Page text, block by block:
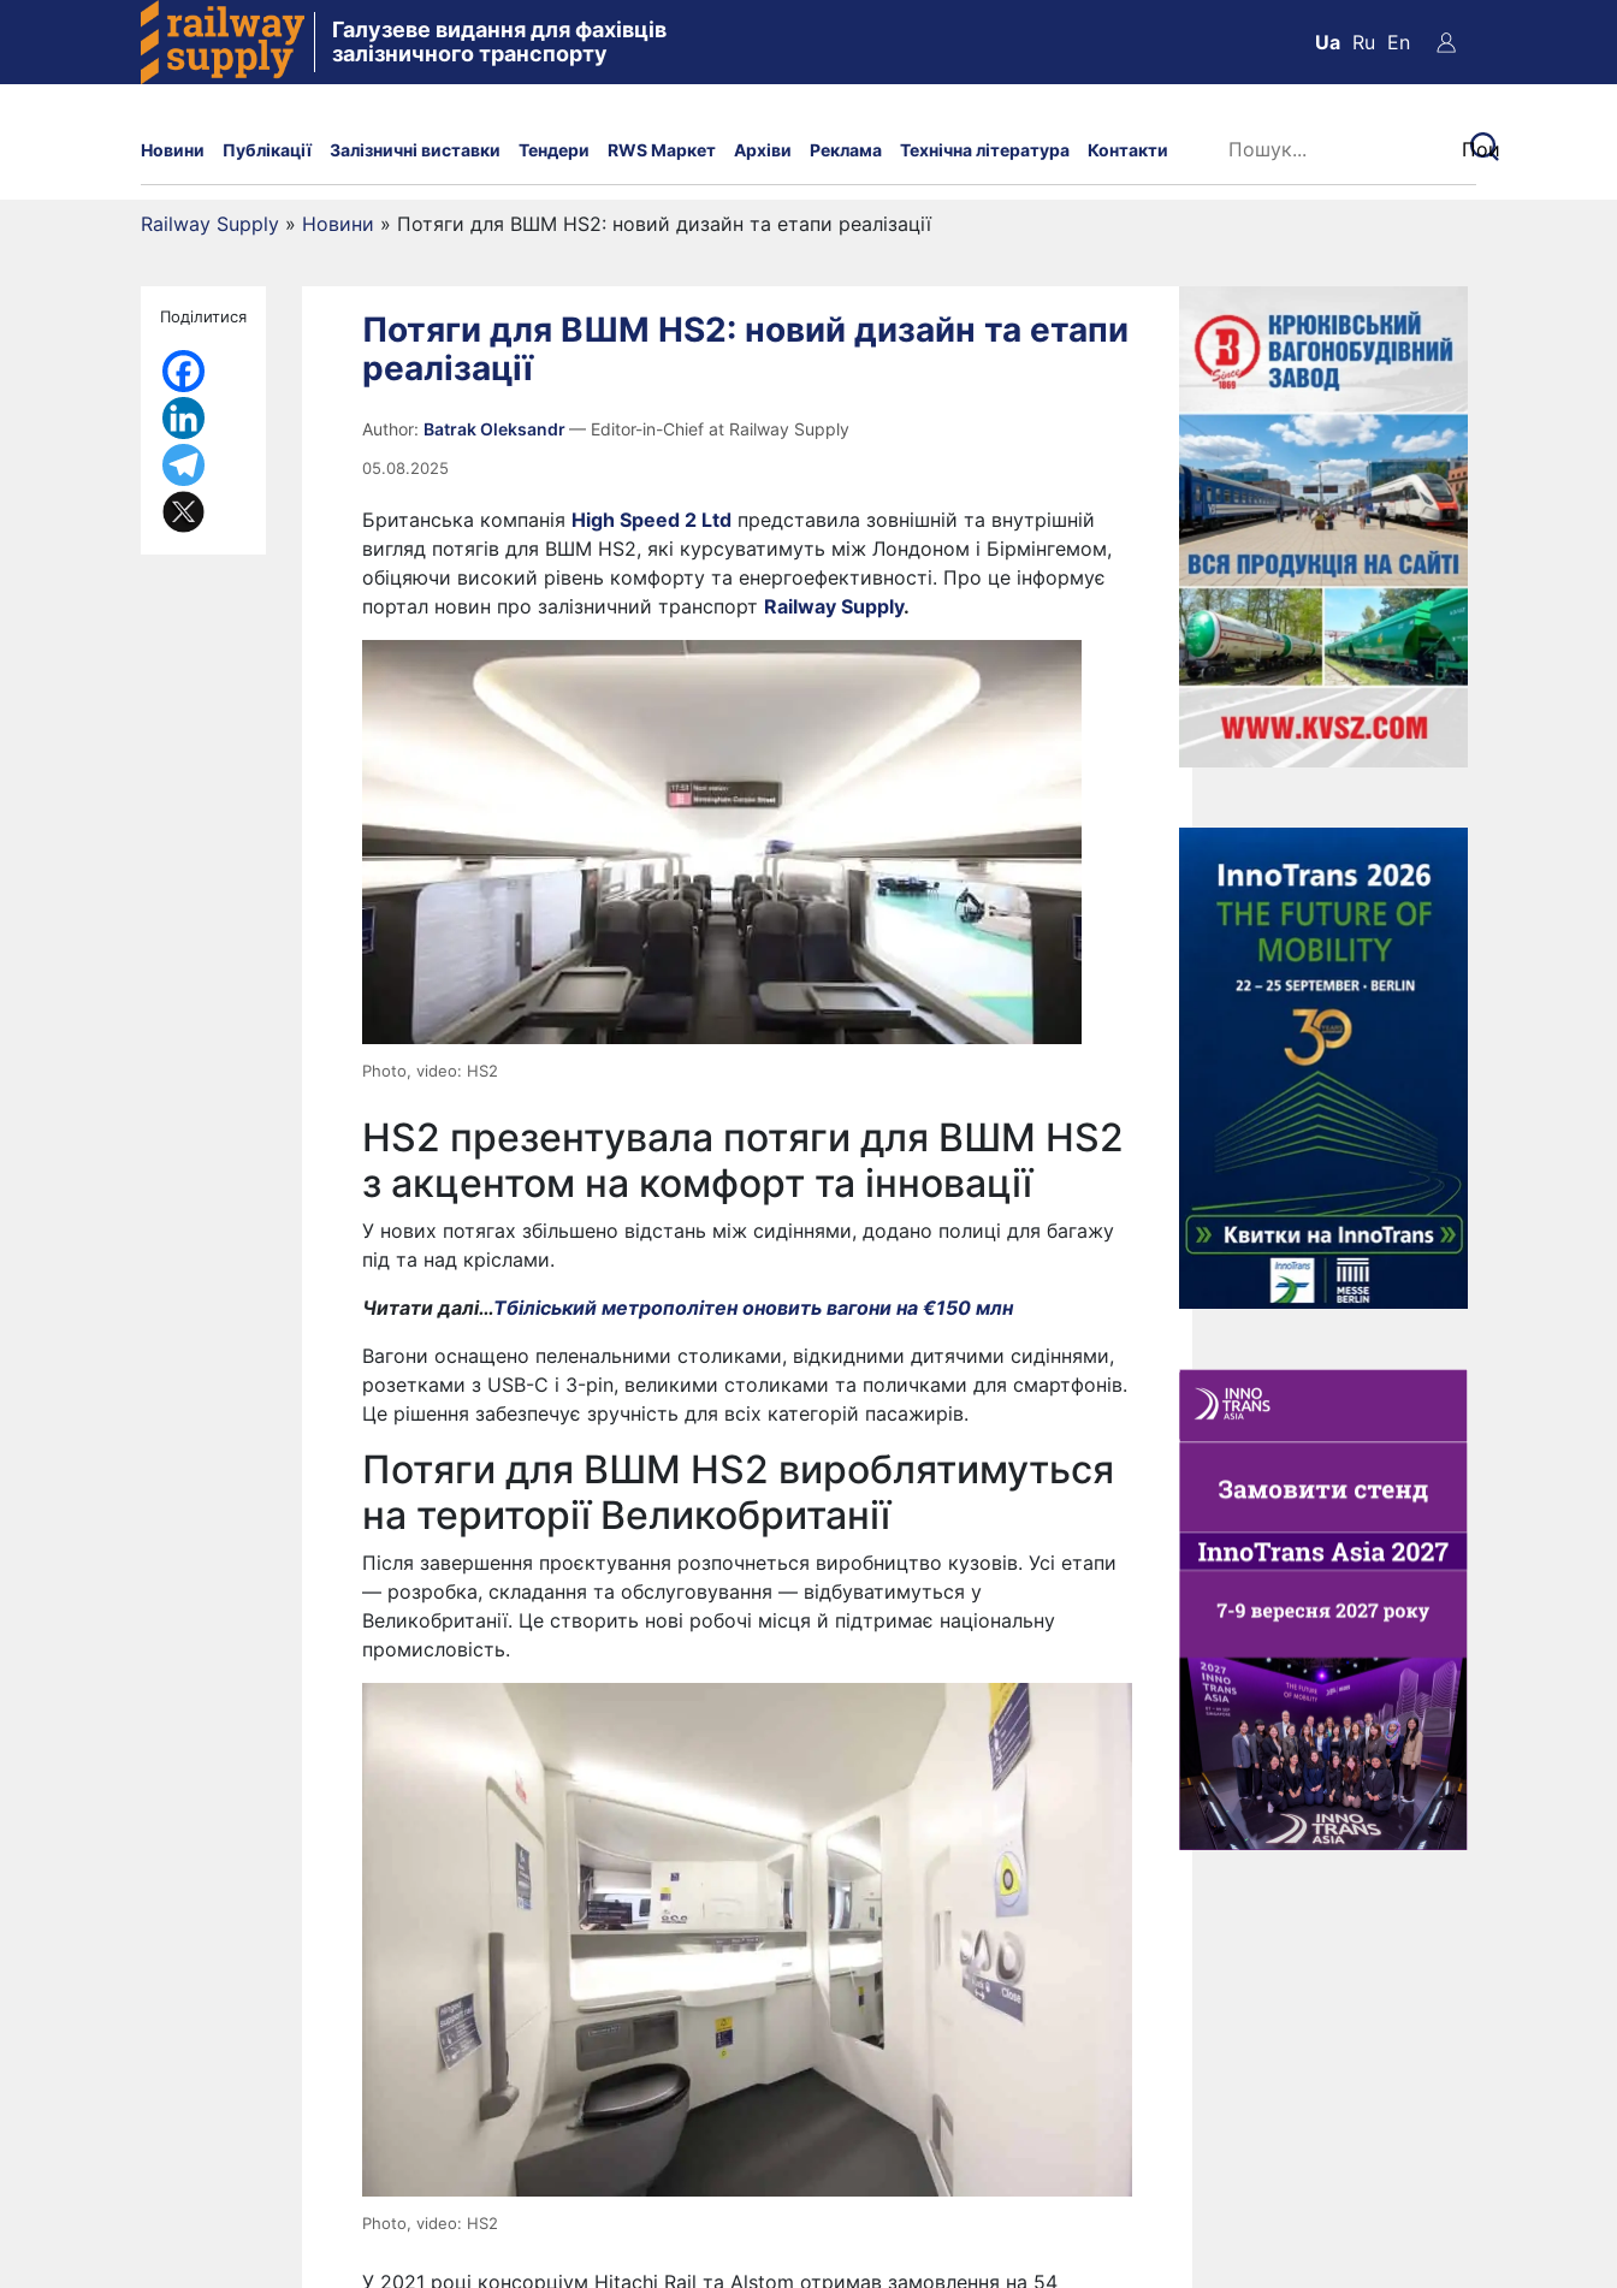
Галузеве видання для фахівців
залізничного транспорту
Ua Ru En
Новини Публікації Залізничні виставки Тендери RWS Маркет Архіви Реклама Технічна література Контакти
Railway Supply » Новини » Потяги для ВШМ HS2: новий дизайн та етапи реалізації
Поділитися
Потяги для ВШМ HS2: новий дизайн та етапи
реалізації
Author: Batrak Oleksandr— Editor-in-Chief at Railway Supply
05.08.2025
Британська компанія High Speed 2 Ltd представила зовнішній та внутрішній
вигляд потягів для ВШМ HS2, які курсуватимуть між Лондоном і Бірмінгемом,
обіцяючи високий рівень комфорту та енергоефективності. Про це інформує
портал новин про залізничний транспорт Railway Supply.
Photo, video: HS2
HS2 презентувала потяги для ВШМ HS2
з акцентом на комфорт та інновації
У нових потягах збільшено відстань між сидіннями, додано полиці для багажу
під та над кріслами.
Читати далі…Тбіліський метрополітен оновить вагони на €150 млн
Вагони оснащено пеленальними столиками, відкидними дитячими сидіннями,
розетками з USB-C і 3-pin, великими столиками та поличками для смартфонів.
Це рішення забезпечує зручність для всіх категорій пасажирів.
Потяги для ВШМ HS2 вироблятимуться
на території Великобританії
Після завершення проєктування розпочнеться виробництво кузовів. Усі етапи
— розробка, складання та обслуговування — відбуватимуться у
Великобританії. Це створить нові робочі місця й підтримає національну
промисловість.
Photo, video: HS2
У 2021 році консорціум Hitachi Rail та Alstom отримав замовлення на 54